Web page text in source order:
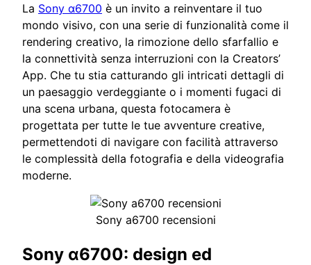
La Sony α6700 è un invito a reinventare il tuo
mondo visivo, con una serie di funzionalità come il
rendering creativo, la rimozione dello sfarfallio e
la connettività senza interruzioni con la Creators’
App. Che tu stia catturando gli intricati dettagli di
un paesaggio verdeggiante o i momenti fugaci di
una scena urbana, questa fotocamera è
progettata per tutte le tue avventure creative,
permettendoti di navigare con facilità attraverso
le complessità della fotografia e della videografia
moderne.
Sony a6700 recensioni
Sony α6700: design ed